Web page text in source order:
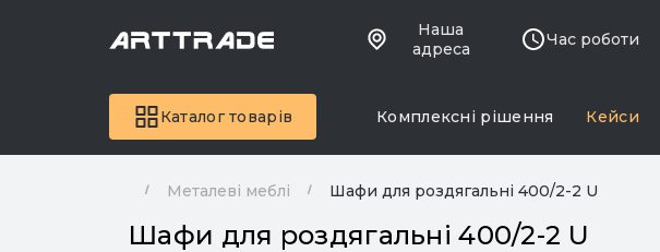
Наша
адреса
Час роботи
Каталог товарів Комплексні рішення Кейси
Металеві меблі Шафи для роздягальні 400/2-2 U
Шафи для роздягальні 400/2-2 U